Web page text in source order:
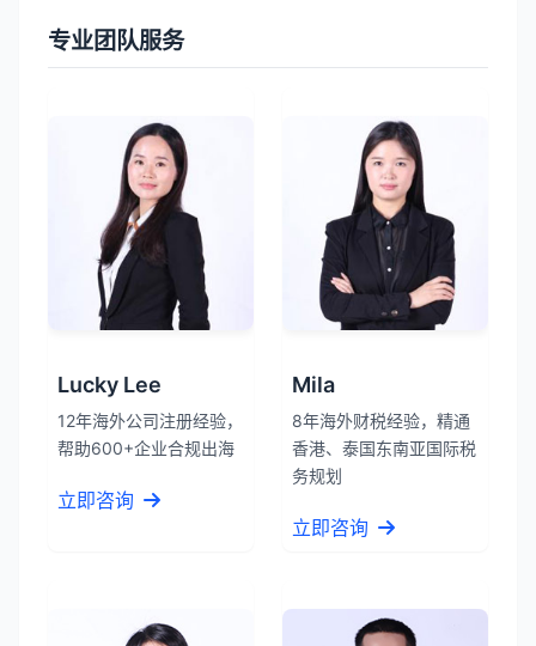
专业团队服务
Lucky Lee
12年海外公司注册经验，
帮助600+企业合规出海
立即咨询
Mila
8年海外财税经验，精通
香港、泰国东南亚国际税
务规划
立即咨询